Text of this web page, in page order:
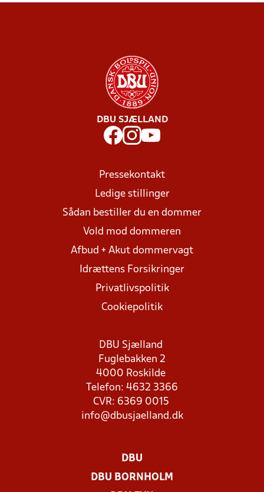
DBU SJÆLLAND
Pressekontakt
Ledige stillinger
Sådan bestiller du en dommer
Vold mod dommeren
Afbud + Akut dommervagt
Idrættens Forsikringer
Privatlivspolitik
Cookiepolitik
DBU Sjælland
Fuglebakken 2
4000 Roskilde
Telefon: 4632 3366
CVR: 6369 0015
info@dbusjaelland.dk
DBU
DBU BORNHOLM